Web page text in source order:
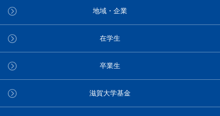
地域・企業
在学生
卒業生
滋賀大学基金